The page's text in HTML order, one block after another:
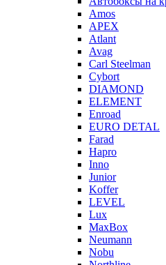
Amos
APEX
Atlant
Avag
Carl Steelman
Cybort
DIAMOND
ELEMENT
Enroad
EURO DETAL
Farad
Hapro
Inno
Junior
Koffer
LEVEL
Lux
MaxBox
Neumann
Nobu